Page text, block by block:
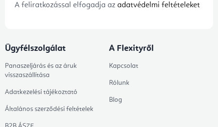
A feliratkozással elfogadja az adatvédelmi feltételeket
Ügyfélszolgálat
Panaszeljárás és az áruk
visszaszállítása
Adatkezelési tájékoztató
Általános szerződési feltételek
A Flexityről
Kapcsolat
Rólunk
Blog